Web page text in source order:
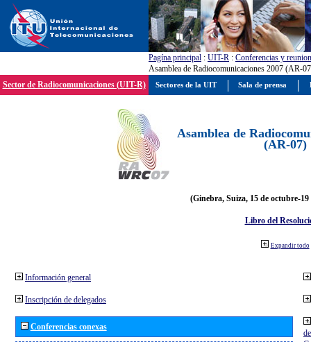
Pagína principal : UIT-R : Conferencias y
Asamblea de Radiocomunicaciones 2007 (AR-
Sector de Radiocomunicaciones (UIT-R)
Asamblea de
(AR-07)
(Ginebra, Suiza, 15 de octubre-19
Libro del
Expandir todo
Información general
Inscripción de delegados
Conferencias conexas
Sectores de la UIT Sala de prensa